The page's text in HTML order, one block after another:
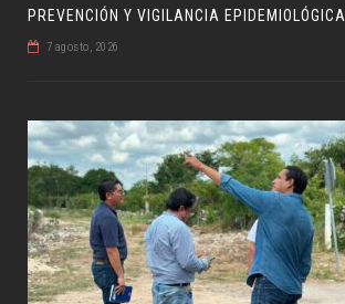
PREVENCIÓN Y VIGILANCIA EPIDEMIOLÓGICA
7 agosto, 2026